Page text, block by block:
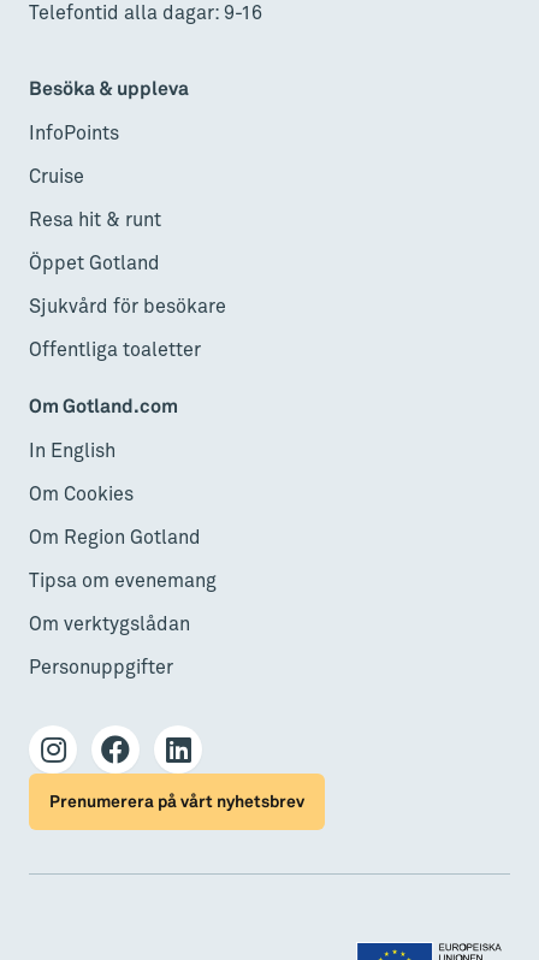
Telefontid alla dagar: 9-16
Besöka & uppleva
InfoPoints
Cruise
Resa hit & runt
Öppet Gotland
Sjukvård för besökare
Offentliga toaletter
Om Gotland.com
In English
Om Cookies
Om Region Gotland
Tipsa om evenemang
Om verktygslådan
Personuppgifter
Prenumerera på vårt nyhetsbrev